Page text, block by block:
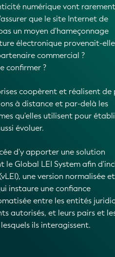
et les applications en
les leaders du secteur, les
qui soutiennent les LEI
révélant comment le succès
bases réglementaires favorise
en faveur d'une avancée de la
nouvelles et émergentes,
à la valeur potentielle
« identité mondiale » peut
quels que soient le secteur